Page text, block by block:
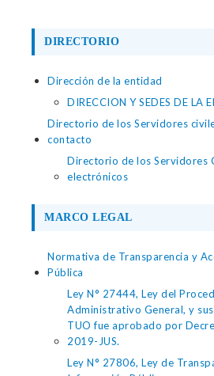
DIRECTORIO
Dirección de la entidad
DIRECCION Y SEDES DE LA
Directorio de los Servidores
contacto
Directorio de los Servidores
electrónicos
MARCO LEGAL
Normativa de Transparencia y
Pública
Ley N° 27444, Ley del
Administrativo General, y
TUO fue aprobado por
2019-JUS.
Ley N° 27806, Ley de